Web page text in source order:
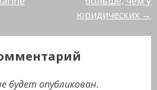
юридических →
будет опубликован.